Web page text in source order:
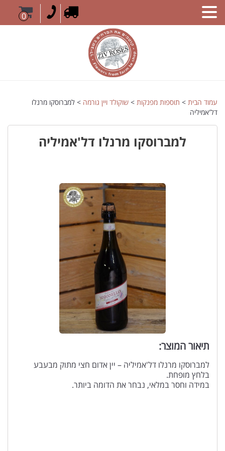
0
עמוד הבית > תוספות מפנקות > שוקולד ויין גורמה > למברוסקו מרנלו
דל'אמיליה
למברוסקו מרנלו דל'אמיליה
תיאור המוצר:
למברוסקו מרנלו דל'אמיליה – יין אדום חצי מתוק מבעבע
בלחץ מופחת.
במידה וחסר במלאי, נבחר את הדומה ביותר.